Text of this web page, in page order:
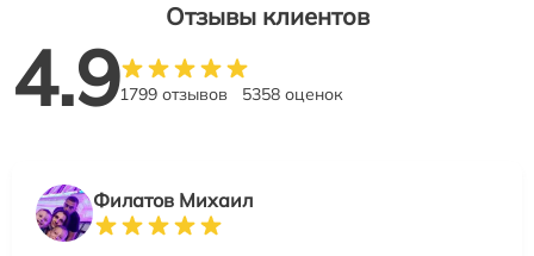
Отзывы клиентов
4.91799 отзывов 5358 оценок
Филатов Михаил